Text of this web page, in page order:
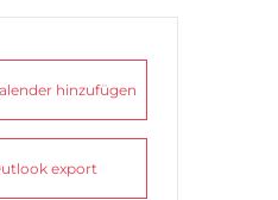
hinzufügen
export